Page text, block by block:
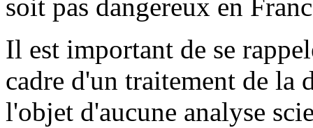
soit pas dangereux en
Il est important de se
cadre d'un traitement de la
l'objet d'aucune analyse